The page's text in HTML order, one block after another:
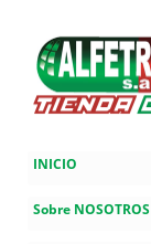
INICIO
Sobre NOSOTROS